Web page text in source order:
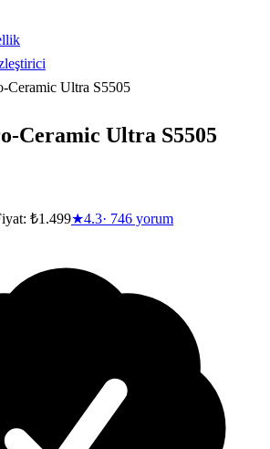
Ceramic Ultra S5505
Ceramic Ultra S5505
₺1.499★4.3· 746 yorum